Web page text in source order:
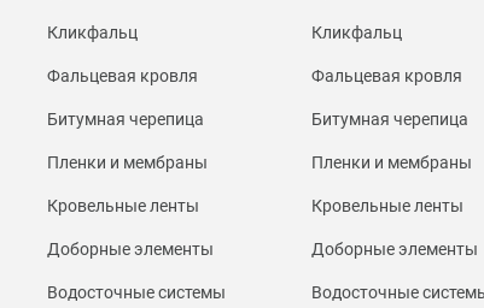
Кликфальц
Фальцевая кровля
Битумная черепица
Пленки и мембраны
Кровельные ленты
Доборные элементы
Водосточные системы
Кликфальц
Фальцевая кровля
Битумная черепица
Пленки и мембраны
Кровельные ленты
Доборные элементы
Водосточные